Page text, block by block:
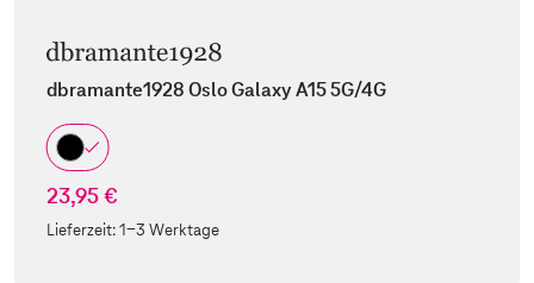
dbramante1928 Oslo Galaxy A15 5G/4G
23,95 €
Lieferzeit:1-3 Werktage